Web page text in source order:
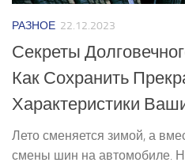
РАЗНОЕ 22.12.2023
Секреты
Как Сохранить
Характеристики
Лето сменяется зимой, а
смены шин на автомобиле.